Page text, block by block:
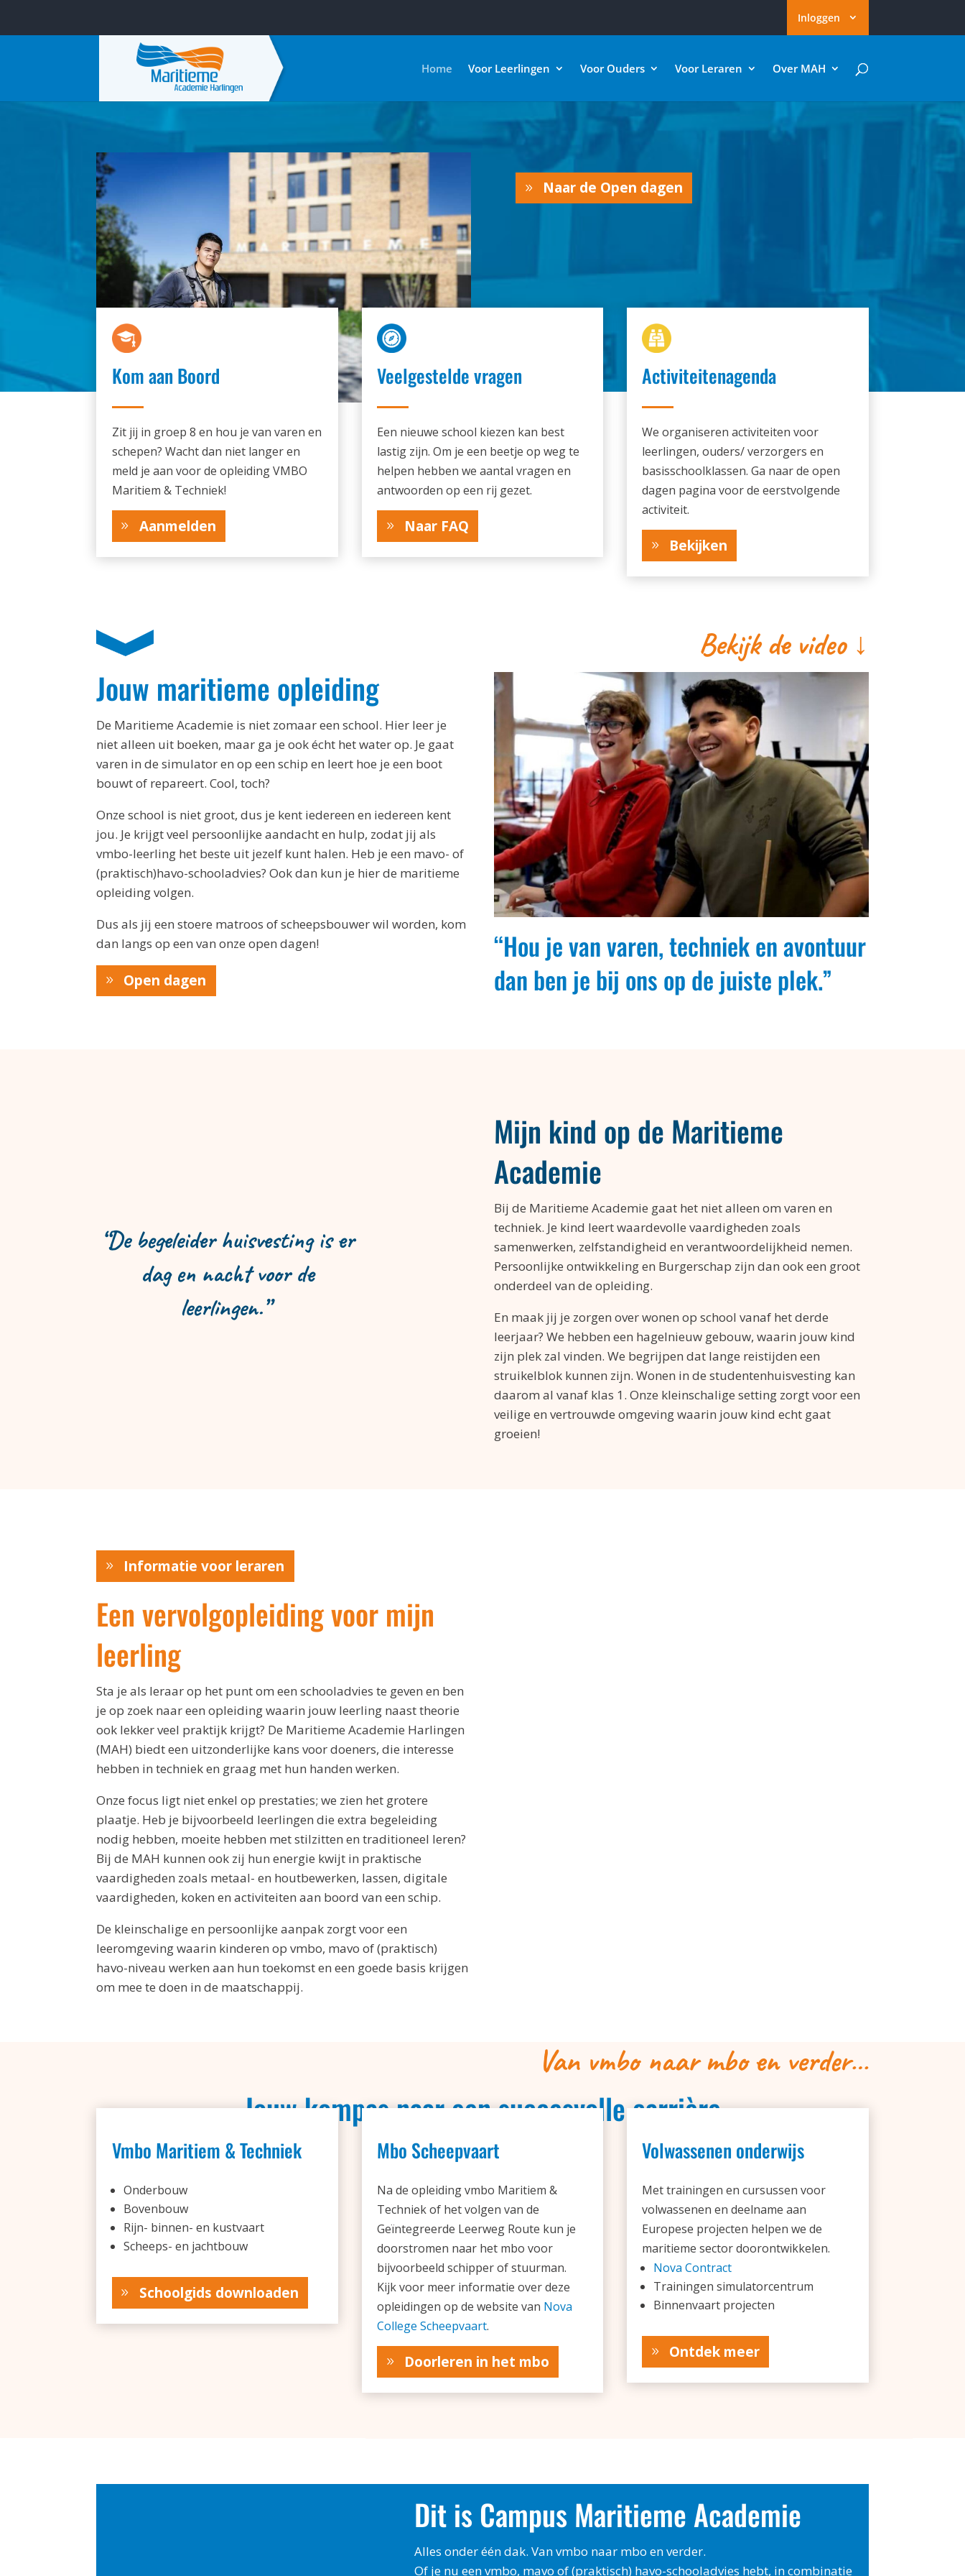
Inloggen
Home Voor Leerlingen Voor Ouders Voor Leraren Over MAH
Naar de Open dagen
Kom aan Boord
Zit jij in groep 8 en hou je van varen en
schepen? Wacht dan niet langer en
meld je aan voor de opleiding VMBO
Maritiem & Techniek!
Aanmelden
Veelgestelde vragen
Een nieuwe school kiezen kan best
lastig zijn. Om je een beetje op weg te
helpen hebben we aantal vragen en
antwoorden op een rij gezet.
Naar FAQ
Activiteitenagenda
We organiseren activiteiten voor
leerlingen, ouders/ verzorgers en
basisschoolklassen. Ga naar de open
dagen pagina voor de eerstvolgende
activiteit.
Bekijken
Jouw maritieme opleiding
De Maritieme Academie is niet zomaar een school. Hier leer je
niet alleen uit boeken, maar ga je ook écht het water op. Je gaat
varen in de simulator en op een schip en leert hoe je een boot
bouwt of repareert. Cool, toch?
Onze school is niet groot, dus je kent iedereen en iedereen kent
jou. Je krijgt veel persoonlijke aandacht en hulp, zodat jij als
vmbo-leerling het beste uit jezelf kunt halen. Heb je een mavo- of
(praktisch)havo-schooladvies? Ook dan kun je hier de maritieme
opleiding volgen.
Dus als jij een stoere matroos of scheepsbouwer wil worden, kom
dan langs op een van onze open dagen!
Open dagen
Bekijk de video ↓
“Hou je van varen, techniek en avontuur
dan ben je bij ons op de juiste plek.”
“De begeleider huisvesting is er
dag en nacht voor de
leerlingen.”
Mijn kind op de Maritieme
Academie
Bij de Maritieme Academie gaat het niet alleen om varen en
techniek. Je kind leert waardevolle vaardigheden zoals
samenwerken, zelfstandigheid en verantwoordelijkheid nemen.
Persoonlijke ontwikkeling en Burgerschap zijn dan ook een groot
onderdeel van de opleiding.
En maak jij je zorgen over wonen op school vanaf het derde
leerjaar? We hebben een hagelnieuw gebouw, waarin jouw kind
zijn plek zal vinden. We begrijpen dat lange reistijden een
struikelblok kunnen zijn. Wonen in de studentenhuisvesting kan
daarom al vanaf klas 1. Onze kleinschalige setting zorgt voor een
veilige en vertrouwde omgeving waarin jouw kind echt gaat
groeien!
Informatie voor leraren
Een vervolgopleiding voor mijn
leerling
Sta je als leraar op het punt om een schooladvies te geven en ben
je op zoek naar een opleiding waarin jouw leerling naast theorie
ook lekker veel praktijk krijgt? De Maritieme Academie Harlingen
(MAH) biedt een uitzonderlijke kans voor doeners, die interesse
hebben in techniek en graag met hun handen werken.
Onze focus ligt niet enkel op prestaties; we zien het grotere
plaatje. Heb je bijvoorbeeld leerlingen die extra begeleiding
nodig hebben, moeite hebben met stilzitten en traditioneel leren?
Bij de MAH kunnen ook zij hun energie kwijt in praktische
vaardigheden zoals metaal- en houtbewerken, lassen, digitale
vaardigheden, koken en activiteiten aan boord van een schip.
De kleinschalige en persoonlijke aanpak zorgt voor een
leeromgeving waarin kinderen op vmbo, mavo of (praktisch)
havo-niveau werken aan hun toekomst en een goede basis krijgen
om mee te doen in de maatschappij.
Jouw kompas naar een succesvolle carrière
Van vmbo naar mbo en verder…
Vmbo Maritiem & Techniek
Onderbouw
Bovenbouw
Rijn- binnen- en kustvaart
Scheeps- en jachtbouw
Schoolgids downloaden
Mbo Scheepvaart
Na de opleiding vmbo Maritiem &
Techniek of het volgen van de
Geïntegreerde Leerweg Route kun je
doorstromen naar het mbo voor
bijvoorbeeld schipper of stuurman.
Kijk voor meer informatie over deze
opleidingen op de website van Nova
College Scheepvaart.
Doorleren in het mbo
Volwassenen onderwijs
Met trainingen en cursussen voor
volwassenen en deelname aan
Europese projecten helpen we de
maritieme sector doorontwikkelen.
Nova Contract
Trainingen simulatorcentrum
Binnenvaart projecten
Ontdek meer
Dit is Campus Maritieme Academie
Alles onder één dak. Van vmbo naar mbo en verder.
Of je nu een vmbo, mavo of (praktisch) havo-schooladvies hebt, in combinatie